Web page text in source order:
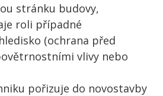
stránku budovy,
roli případné
(ochrana před
vlivy nebo
pořizuje do novostavby